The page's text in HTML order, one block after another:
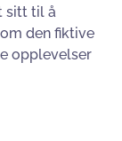
sitt til å
den fiktive
opplevelser